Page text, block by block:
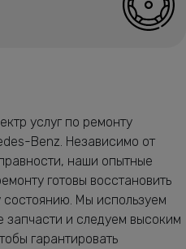
услуг по ремонту
Benz. Независимо от
наши опытные
готовы восстановить
состоянию. Мы используем
запчасти и следуем высоким
гарантировать